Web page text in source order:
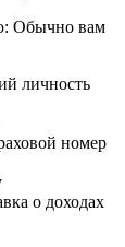
Обычно вам
личность
номер
о доходах